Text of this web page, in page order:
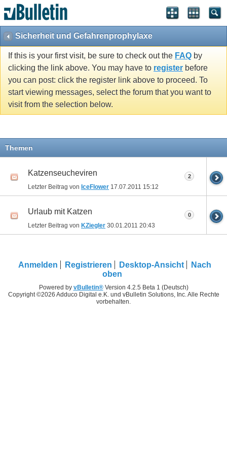
Sicherheit und Gefahrenprophylaxe
If this is your first visit, be sure to check out the FAQ by
clicking the link above. You may have to register before
you can post: click the register link above to proceed. To
start viewing messages, select the forum that you want to
visit from the selection below.
Themen
Katzenseucheviren
Letzter Beitrag von IceFlower 17.07.2011 15:12
2
Urlaub mit Katzen
Letzter Beitrag von KZiegler 30.01.2011 20:43
0
Anmelden Registrieren Desktop-Ansicht
Nach
oben
Powered by vBulletin®Version 4.2.5 Beta 1 (Deutsch)
Copyright ©2026 Adduco Digital e.K. und vBulletin Solutions, Inc. Alle Rechte
vorbehalten.